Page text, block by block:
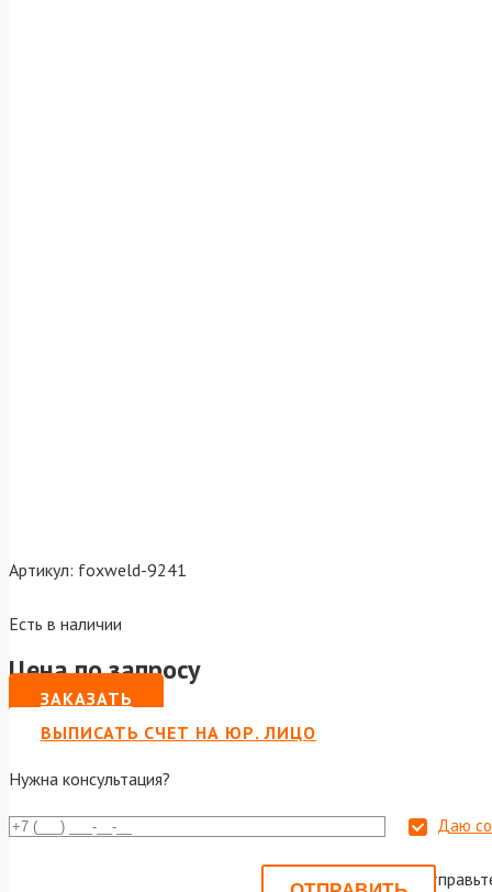
Артикул: foxweld-9241
Есть в наличии
Цена по запросу
ЗАКАЗАТЬ
ВЫПИСАТЬ СЧЕТ НА ЮР. ЛИЦО
Нужна консультация?
Даю
Или